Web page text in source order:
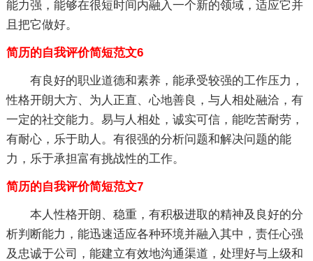
能力强，能够在很短时间内融入一个新的领域，适应它并
且把它做好。
简历的自我评价简短范文6
有良好的职业道德和素养，能承受较强的工作压力，
性格开朗大方、为人正直、心地善良，与人相处融洽，有
一定的社交能力。易与人相处，诚实可信，能吃苦耐劳，
有耐心，乐于助人。有很强的分析问题和解决问题的能
力，乐于承担富有挑战性的工作。
简历的自我评价简短范文7
本人性格开朗、稳重，有积极进取的精神及良好的分
析判断能力，能迅速适应各种环境并融入其中，责任心强
及忠诚于公司，能建立有效地沟通渠道，处理好与上级和